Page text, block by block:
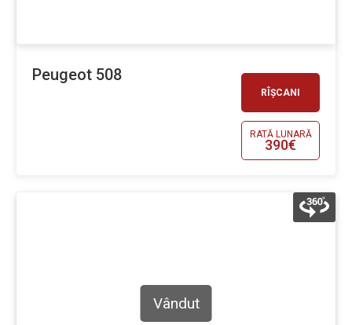
RÎȘCANI
RATĂ LUNARĂ
390€
Peugeot 508
Vândut